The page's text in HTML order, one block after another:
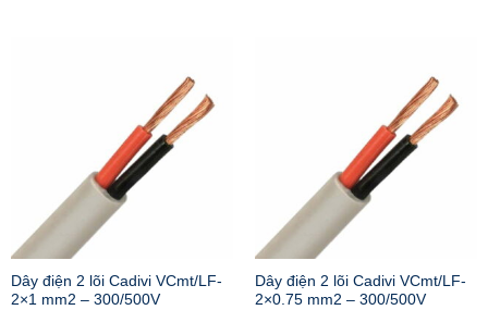
Dây điện 2 lõi Cadivi VCmt/LF-
2×1 mm2 – 300/500V
Dây điện 2 lõi Cadivi VCmt/LF-
2×0.75 mm2 – 300/500V